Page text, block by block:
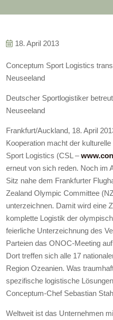
18. April 2013
Conceptum Sport Logistics
Neuseeland
Deutscher Sportlogistiker
Neuseeland
Frankfurt/Auckland, 18. April
Kooperation macht der
Sport Logistics (CSL –
erneut von sich reden. Noch im
Sitz nahe dem Frankfurter
Zealand Olympic Committee
unterzeichnen. Damit wird eine
komplette Logistik der
feierliche Unterzeichnung des
Parteien das ONOC-Meeting
Dort treffen sich alle 17
Region Ozeanien. Was
spezifische logistische
Conceptum-Chef Sebastian
Weltweit ist das Unternehmen